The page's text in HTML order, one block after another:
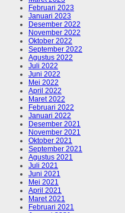
Februari 2023
Januari 2023
Desember 2022
November 2022
Oktober 2022
September 2022
Agustus 2022
Juli 2022
Juni 2022
Mei 2022
April 2022
Maret 2022
Februari 2022
Januari 2022
Desember 2021
November 2021
Oktober 2021
September 2021
Agustus 2021
Juli 2021
Juni 2021
Mei 2021
April 2021
Maret 2021
Februari 2021